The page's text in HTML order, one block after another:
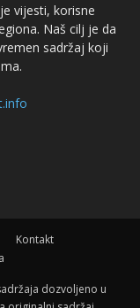
vijesti, korisne
Naš cilj je da
sadržaj koji
Kontakt
dozvoljeno u